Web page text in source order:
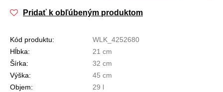
Pridať k obľúbeným produktom
Kód produktu:
WLK_4252680
Hĺbka:
21 cm
Šírka:
32 cm
Výška:
45 cm
Objem:
29 l